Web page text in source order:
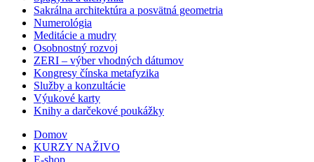
Sakrálna architektúra a posvätná geometria
Numerológia
Meditácie a mudry
Osobnostný rozvoj
ZERI – výber vhodných dátumov
Kongresy čínska metafyzika
Služby a konzultácie
Výukové karty
Knihy a darčekové poukážky
Domov
KURZY NAŽIVO
E-shop